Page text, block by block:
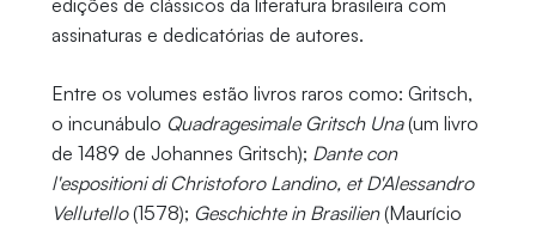
edições de clássicos da literatura brasileira com
assinaturas e dedicatórias de autores.
Entre os volumes estão livros raros como: Gritsch,
o incunábulo Quadragesimale Gritsch Una(um livro
de 1489 de Johannes Gritsch); Dante con
l'espositioni di Christoforo Landino, et D'Alessandro
Vellutello(1578); Geschichte in Brasilien(Maurício